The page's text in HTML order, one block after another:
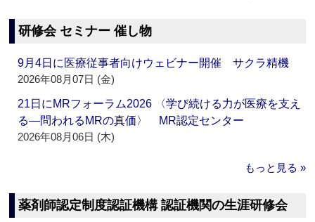
研修会 セミナー 催し物
9月4日に医療従事者向けウェビナー開催 サクラ精機
2026年08月07日 (金)
21日にMRフォーラム2026 〈学び続ける力が医療を支え
る―問われるMRの真価〉 MR認定センター
2026年08月06日 (木)
もっと見る »
薬剤師認定制度認証機構 認証機関の生涯研修会